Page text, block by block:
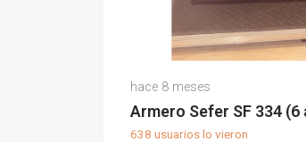
(0)
hace 8 meses
638 usuarios lo vieron